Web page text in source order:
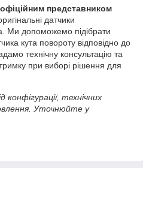
офіційним представником
датчики
Ми допоможемо підібрати
кута повороту відповідно до
технічну консультацію та
при виборі рішення для
конфігурації, технічних
Уточнюйте у